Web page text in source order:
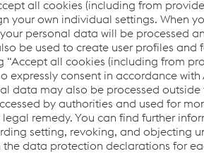
de chave diferentes